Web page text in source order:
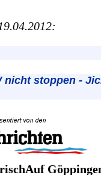
nicht stoppen -